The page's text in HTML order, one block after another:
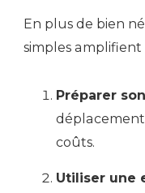
En plus de bien
simples amplifient
Préparer
coûts.
Utiliser une